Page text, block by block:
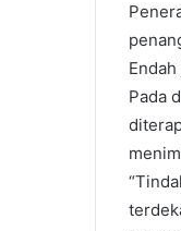
Pada